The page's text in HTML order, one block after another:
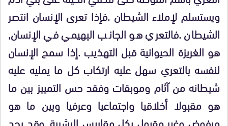
ويستسلم لإملاء الشيطان .فإذا تعرى الإنسان انتصر
الشيطان .فالتعري هو الجانب البهيمي في الإنسان,
هو الغريزة الحيوانية قبل التهذيب .إذا سمح الإنسان
لنفسه بالتعري سهل عليه ارتكاب كل ما يمليه عليه
شيطانه من آثام وموبقات وفقد حس التمييز بين ما
هو مقبولا أخلاقيا واجتماعيا وعرفيا وبين ما هو